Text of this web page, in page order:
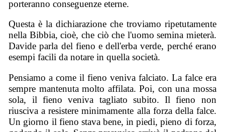
porteranno conseguenze eterne.
Questa è la dichiarazione che troviamo ripetutamente
nella Bibbia, cioè, che ciò che l'uomo semina mieterà.
Davide parla del fieno e dell'erba verde, perché erano
esempi facili da notare in quella società.
Pensiamo a come il fieno veniva falciato. La falce era
sempre mantenuta molto affilata. Poi, con una mossa
sola, il fieno veniva tagliato subito. Il fieno non
riusciva a resistere minimamente alla forza della falce.
Un giorno il fieno stava bene, in piedi, pieno di forza,